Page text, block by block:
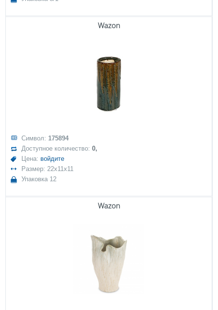
Wazon
Символ: 175894
Доступное количество:0,
Цена: войдите
Размер: 22x11x11
Упаковка 12
Wazon